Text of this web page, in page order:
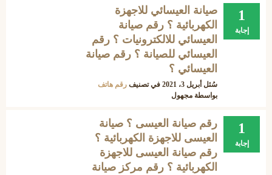
1
إجابة
صيانة العيسائي للاجهزة
الكهربائية ؟ رقم صيانة
العيسائي للالكترونيات ؟ رقم
العيسائي للصيانة ؟ رقم صيانة
العيسائي ؟
سُئل أبريل 3، 2021 في تصنيف رقم هاتف
بواسطة مجهول
1
إجابة
رقم صيانة العيسى ؟ صيانة
العيسى للاجهزة الكهربائية ؟
رقم صيانة العيسى للاجهزة
الكهربائية ؟ رقم مركز صيانة